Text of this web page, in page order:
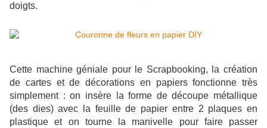
doigts.
Cette machine géniale pour le Scrapbooking, la création
de cartes et de décorations en papiers fonctionne très
simplement : on insère la forme de découpe métallique
(des dies) avec la feuille de papier entre 2 plaques en
plastique et on tourne la manivelle pour faire passer